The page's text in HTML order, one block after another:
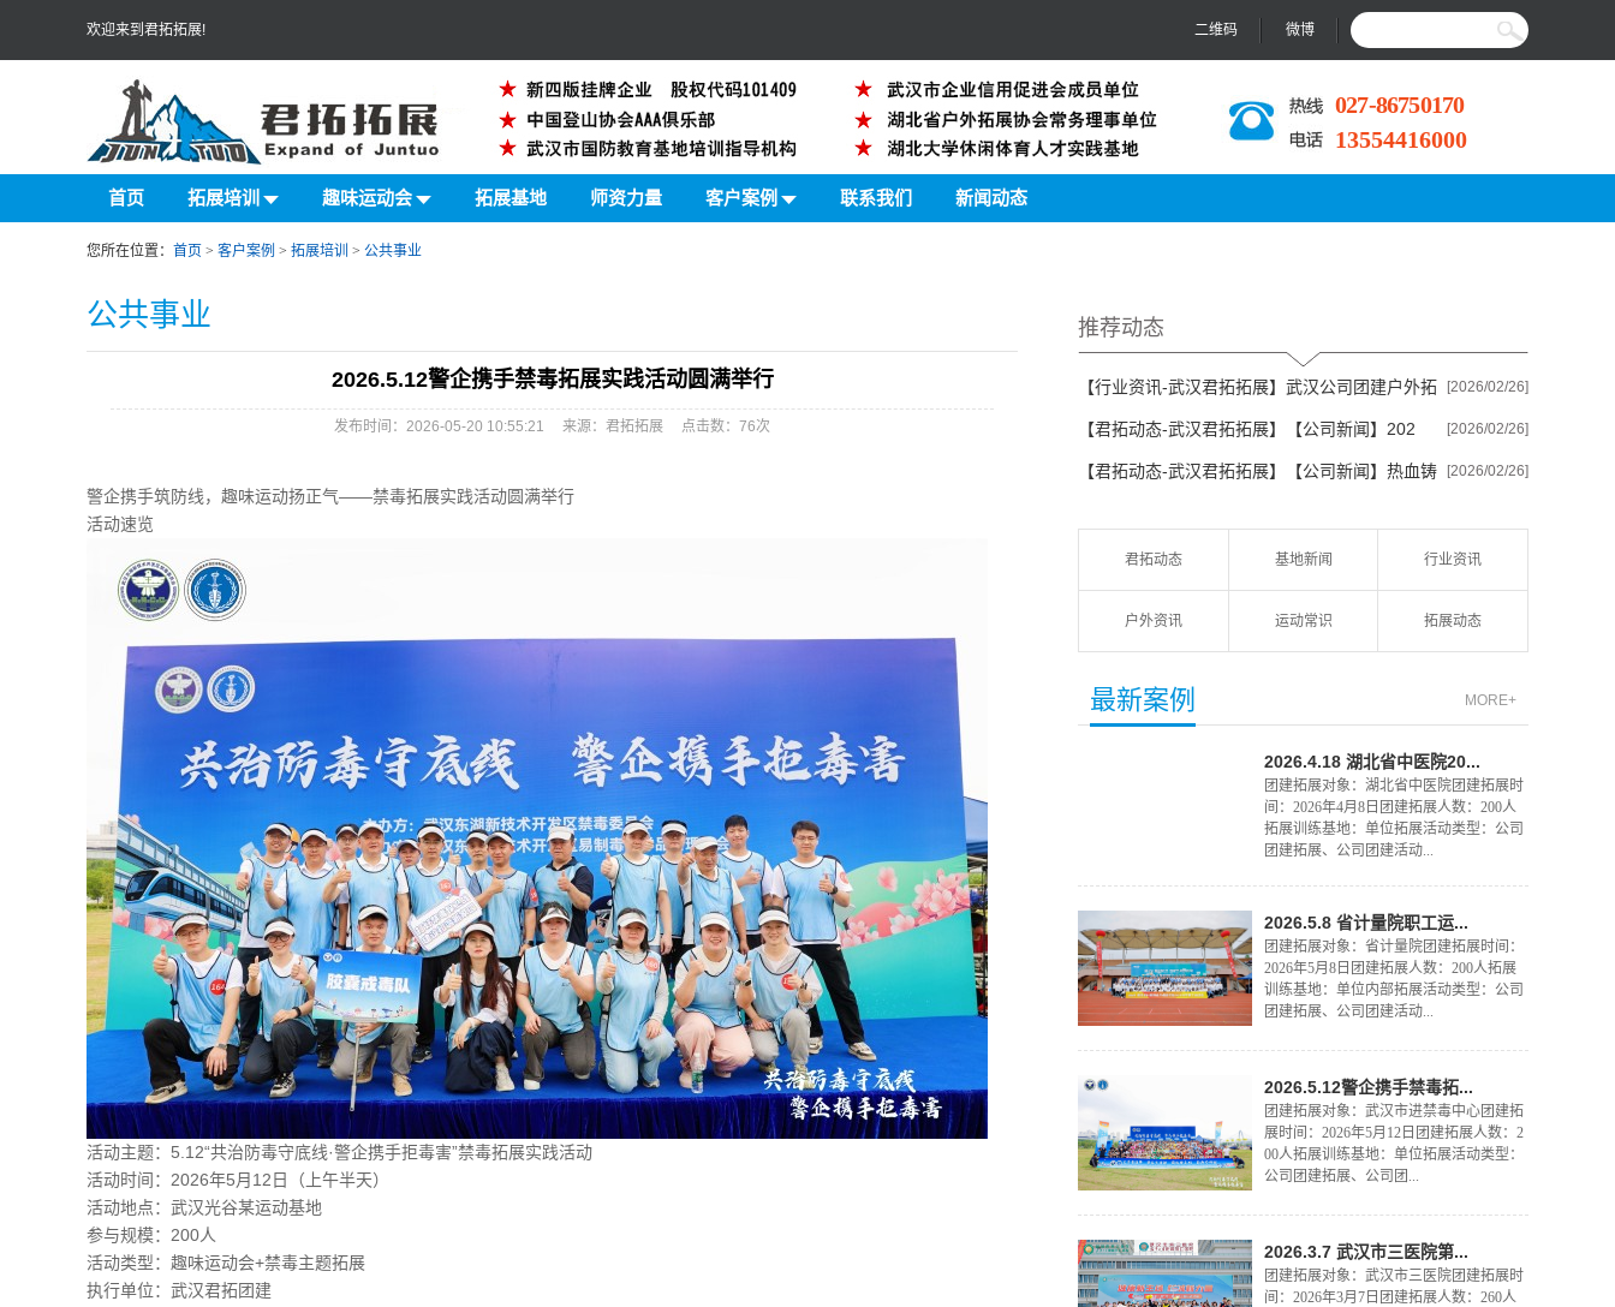
欢迎来到君拓拓展! 二维码 微博
027-86750170
13554416000
首页 拓展培训 趣味运动会 拓展基地 师资力量 客户案例 联系我们 新闻动态
您所在位置： 首页 > 客户案例 > 拓展培训 > 公共事业
公共事业
2026.5.12警企携手禁毒拓展实践活动圆满举行
发布时间：2026-05-20 10:55:21 来源：君拓拓展 点击数： 76次
警企携手筑防线，趣味运动扬正气——禁毒拓展实践活动圆满举行
活动速览
活动主题：5.12“共治防毒守底线·警企携手拒毒害”禁毒拓展实践活动
活动时间 ：2026年5月12日（上午半天）
活动地点：武汉光谷某运动基地
参与规模：200人
活动类型：趣味运动会+禁毒主题拓展
执行单位：武汉君拓团建
推荐动态
[2026/02/26]
【行业资讯-武汉君拓拓展】 武汉公司团建户外拓
展去哪合... [2026/02/26]
【君拓动态-武汉君拓拓展】 【公司新闻】202
6“冰雪少年... [2026/02/26]
【君拓动态-武汉君拓拓展】 【公司新闻】热血铸
君拓动态 基地新闻 行业资讯
户外资讯 运动常识 拓展动态
MORE+
最新案例
2026.4.18 湖北省中医院20...
团建拓展对象：湖北省中医院团建拓展时
间：2026年4月8日团建拓展人数：200人
拓展训练基地：单位拓展活动类型：公司
团建拓展、公司团建活动...
2026.5.8 省计量院职工运...
团建拓展对象：省计量院团建拓展时间：
2026年5月8日团建拓展人数：200人拓展
训练基地：单位内部拓展活动类型：公司
团建拓展、公司团建活动...
2026.5.12警企携手禁毒拓...
团建拓展对象：武汉市进禁毒中心团建拓
展时间：2026年5月12日团建拓展人数：2
00人拓展训练基地：单位拓展活动类型：
公司团建拓展、公司团...
2026.3.7 武汉市三医院第...
团建拓展对象：武汉市三医院团建拓展时
间：2026年3月7日团建拓展人数：260人